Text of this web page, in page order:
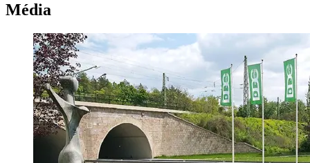
Média